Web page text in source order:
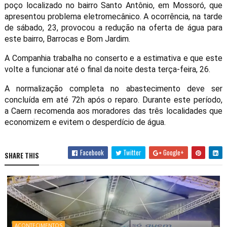
poço localizado no bairro Santo Antônio, em Mossoró, que
apresentou problema eletromecânico. A ocorrência, na tarde
de sábado, 23, provocou a redução na oferta de água para
este bairro, Barrocas e Bom Jardim.
A Companhia trabalha no conserto e a estimativa e que este
volte a funcionar até o final da noite desta terça-feira, 26.
A normalização completa no abastecimento deve ser
concluída em até 72h após o reparo. Durante este período,
aCaern recomenda aos moradores das três localidades que
economizem e evitem o desperdício de água.
SHARE THIS Facebook Twitter Google+